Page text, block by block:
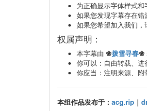
为正确显示字体样式
如果您发现字幕存在
如果您希望加入我们，
权属声明：
本字幕由 ❀拨雪寻春❀
你可以：自由转载、进
你应当：注明来源、附
本组作品发布于： acg.rip ｜